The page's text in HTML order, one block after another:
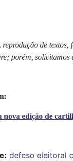
reprodução de
porém, solicitamos
nova edição de
defeso eleitoral